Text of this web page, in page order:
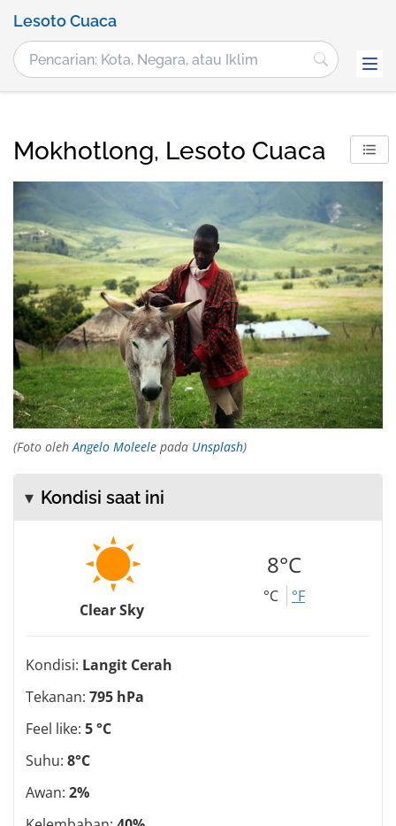
Lesoto Cuaca
Mokhotlong, Lesoto Cuaca
(Foto oleh Angelo Moleele pada Unsplash)
Kondisi saat ini
Clear Sky
8°C
°C °F
Kondisi: Langit Cerah
Tekanan: 795 hPa
Feel like: 5 °C
Suhu: 8°C
Awan: 2%